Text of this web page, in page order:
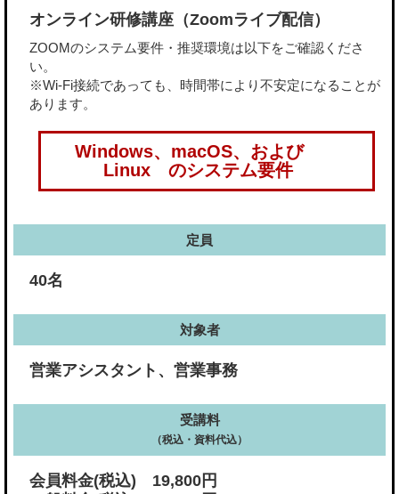
オンライン研修講座（Zoomライブ配信）
ZOOMのシステム要件・推奨環境は以下をご確認くださ
い。
※Wi-Fi接続であっても、時間帯により不安定になることが
あります。
Windows、macOS、および
Linux のシステム要件
定員
40名
対象者
営業アシスタント、営業事務
受講料
（税込・資料代込）
会員料金(税込) 19,800円